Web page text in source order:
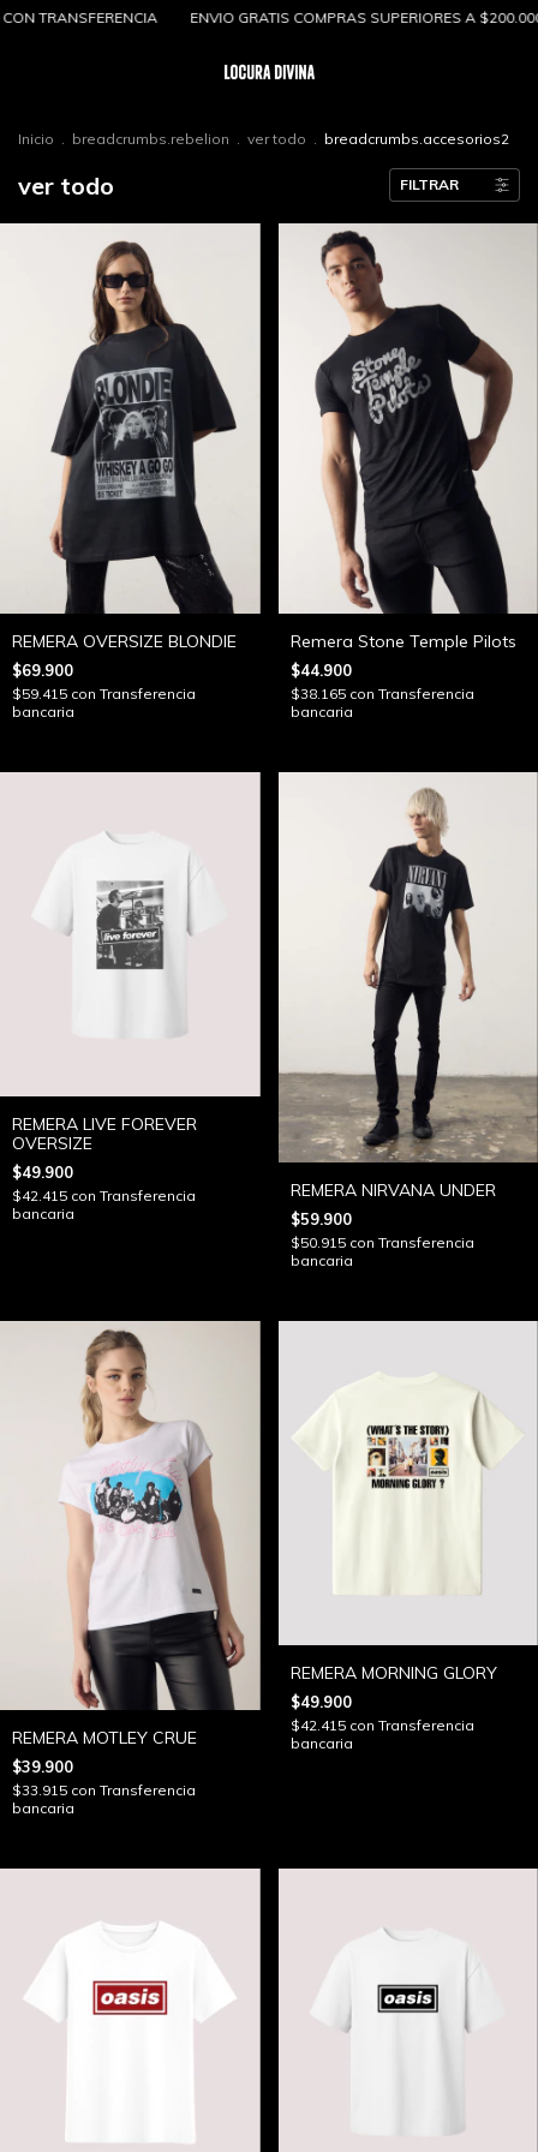
ENVIO GRATIS COMPRAS SUPERIORES A $200.000 3 y 6
Inicio . breadcrumbs.rebelion . ver todo . breadcrumbs.accesorios2
ver todo FILTRAR
REMERA OVERSIZE BLONDIE
$69.900
$59.415 con Transferencia
bancaria
Remera Stone Temple Pilots
$44.900
$38.165 con Transferencia
bancaria
REMERA LIVE FOREVER
OVERSIZE
$49.900
$42.415 con Transferencia
bancaria
REMERA NIRVANA UNDER
$59.900
$50.915 con Transferencia
bancaria
REMERA MOTLEY CRUE
$39.900
$33.915 con Transferencia
bancaria
REMERA MORNING GLORY
$49.900
$42.415 con Transferencia
bancaria